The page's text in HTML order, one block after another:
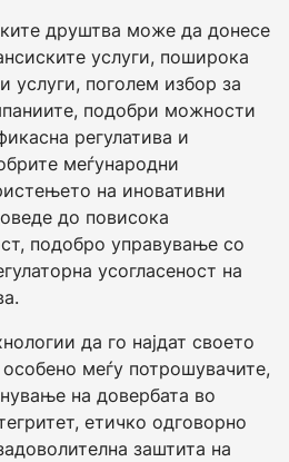
друштва може да донесе
услуги, поширока
услуги, поголем избор за
подобри можности
регулатива и
меѓународни
на иновативни
до повисока
подобро управување со
усогласеност на
да го најдат своето
меѓу потрошувачите,
на довербата во
етичко одговорно
заштита на